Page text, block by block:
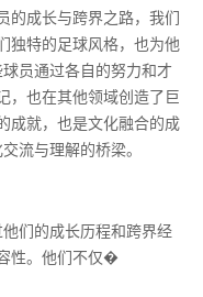
的成长与跨界之路，我们
独特的足球风格，也为他
员通过各自的努力和才
，也在其他领域创造了巨
成就，也是文化融合的成
流与理解的桥梁。
们的成长历程和跨界经
性。他们不仅�